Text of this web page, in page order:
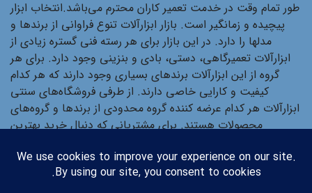
طور تمام وقت در خدمت تعمیر کاران محترم می‌باشد.انتخاب ابزار
پیچیده و زمانگیر است. بازار ابزارآلات تنوع فراوانی از برندها و
مدلها را دارد. در این بازار برای هر رسته فنی گستره زیادی از
ابزارآلات تعمیرگاهی، دستی، بادی و بنزینی وجود دارد. برای هر
گروه از این ابزارآلات برندهای بسیاری وجود دارند که هر کدام
کیفیت و کارایی خاصی دارند. از طرفی فروشگاه‌های سنتی
ابزارآلات هر کدام عرضه کننده گروه محدودی از برندها و گروه‌های
محصولات هستند. برای مشتریانی که دنبال خرید بهترین
و گیج‌کننده خواهد بود. برای اشخاصی که به دنبال خرید
مجموعه‌ای از ابزارآلات هستند، خرید پیچیده‌تر خواهد شد.